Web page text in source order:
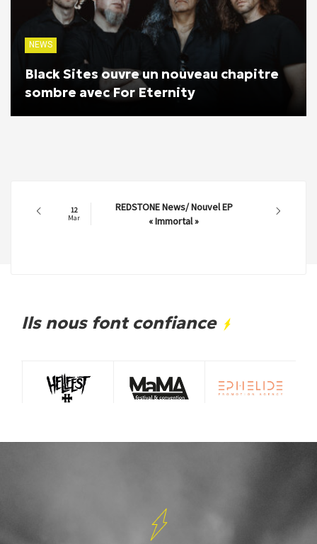
NEWS
Black Sites ouvre un nouveau chapitre
sombre avec For Eternity
12
Mar
REDSTONE News/ Nouvel EP
« Immortal »
Ils nous font confiance